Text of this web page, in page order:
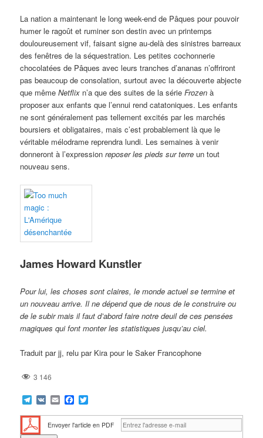
La nation a maintenant le long week-end de Pâques pour pouvoir
humer le ragoût et ruminer son destin avec un printemps
douloureusement vif, faisant signe au-delà des sinistres barreaux
des fenêtres de la séquestration. Les petites cochonnerie
chocolatées de Pâques avec leurs tranches d’ananas n’offriront
pas beaucoup de consolation, surtout avec la découverte abjecte
que mêmeNetflix n’a que des suites de la sérieFrozen à
proposer aux enfants que l’ennui rend catatoniques. Les enfants
ne sont généralement pas tellement excités par les marchés
boursiers et obligataires, mais c’est probablement là que le
véritable mélodrame reprendra lundi. Les semaines à venir
donneront à l’expressionreposer les pieds sur terre un tout
nouveau sens.
James Howard Kunstler
Pour lui, les choses sont claires, le monde actuel se termine et
un nouveau arrive. Il ne dépend que de nous de le construire ou
de le subir mais il faut d’abord faire notre deuil de ces pensées
magiques qui font monter les statistiques jusqu’au ciel.
Traduit par jj, relu par Kira pour le Saker Francophone
3 146
Telegram
VK EmailFacebook
Envoyer l'article en PDF